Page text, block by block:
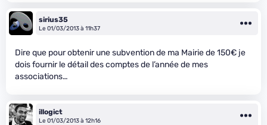
sirius35
Le 01/03/2013 à 11h37
Dire que pour obtenir une subvention de ma Mairie de 150€ je
dois fournir le détail des comptes de l’année de mes
associations…
illogict
Le 01/03/2013 à 12h16